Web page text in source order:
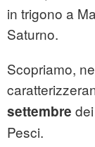
in trigono a
Saturno.
Scopriamo,
settembre
Pesci.